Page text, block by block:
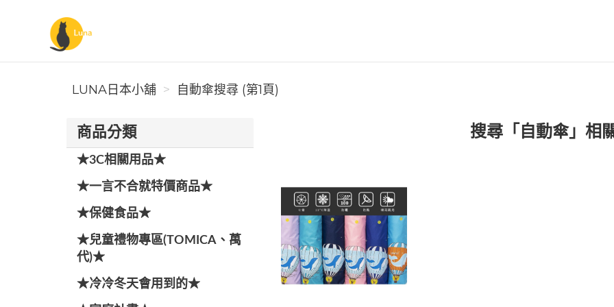
Luna日本小舖
LUNA日本小舖 自動傘搜尋 (第1頁)
商品分類
★3C相關用品★
★一言不合就特價商品★
★保健食品★
★兒童禮物專區(TOMICA、萬
代)★
★冷冷冬天會用到的★
搜尋「自動傘」相